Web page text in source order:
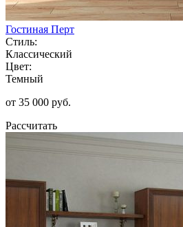
Гостиная Перт
Стиль:
Классический
Цвет:
Темный
от 35 000 руб.
Рассчитать